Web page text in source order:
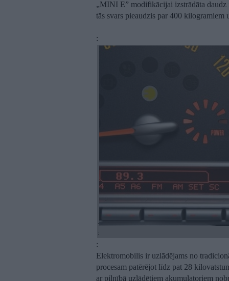
„MINI E” modifikācijai izstrādāta
tās svars pieaudzis par 400 kilogramiem
:
:
:
:
Elektromobilis ir uzlādējams no
procesam patērējot līdz pat 28
ar pilnībā uzlādētiem akumulatoriem